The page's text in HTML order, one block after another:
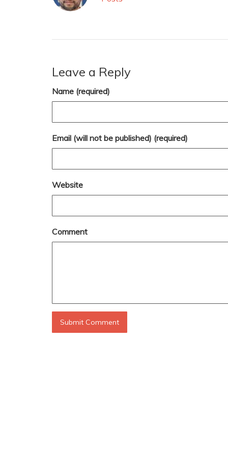
Leave a Reply
Name (required)
Email (will not be published) (required)
Website
Comment